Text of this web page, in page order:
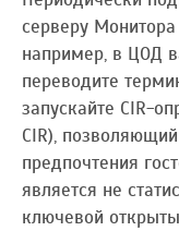
серверу
например, в ЦОД
переводите
запускайте СIR-
CIR),
предпочтения
является не
ключевой